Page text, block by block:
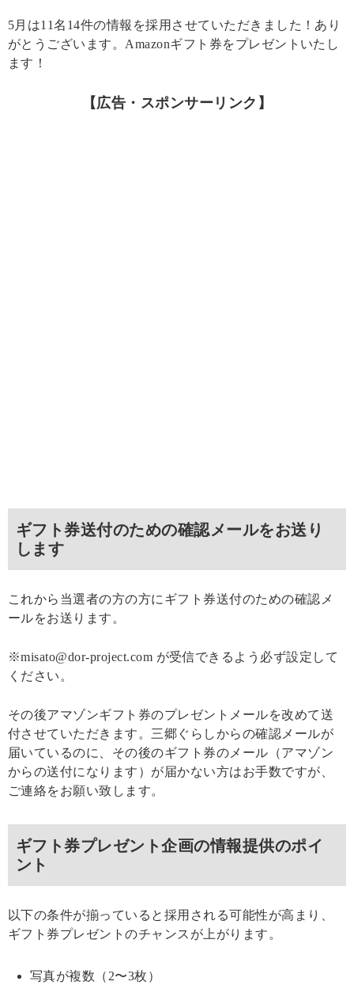
5月は11名14件の情報を採用させていただきました！あり
がとうございます。Amazonギフト券をプレゼントいたし
ます！
【広告・スポンサーリンク】
ギフト券送付のための確認メールをお送り
します
これから当選者の方の方にギフト券送付のための確認メ
ールをお送ります。
※misato@dor-project.com が受信できるよう必ず設定して
ください。
その後アマゾンギフト券のプレゼントメールを改めて送
付させていただきます。三郷ぐらしからの確認メールが
届いているのに、その後のギフト券のメール（アマゾン
からの送付になります）が届かない方はお手数ですが、
ご連絡をお願い致します。
ギフト券プレゼント企画の情報提供のポイ
ント
以下の条件が揃っていると採用される可能性が高まり、
ギフト券プレゼントのチャンスが上がります。
写真が複数（2〜3枚）